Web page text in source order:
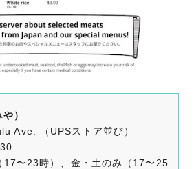
）
Ave. （UPSストア並び）
17〜23時）、金・土のみ（17〜25